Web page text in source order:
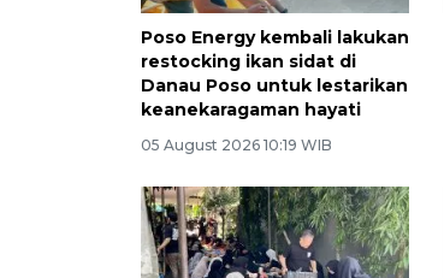
Poso Energy kembali lakukan
restocking ikan sidat di
Danau Poso untuk lestarikan
keanekaragaman hayati
05 August 2026 10:19 WIB